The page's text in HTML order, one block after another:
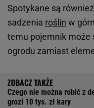
Spotykane są
sadzenia roślin w
temu pojemnik może
ogrodu zamiast
Czego nie można robić z
grozi 10 tys. zł kary